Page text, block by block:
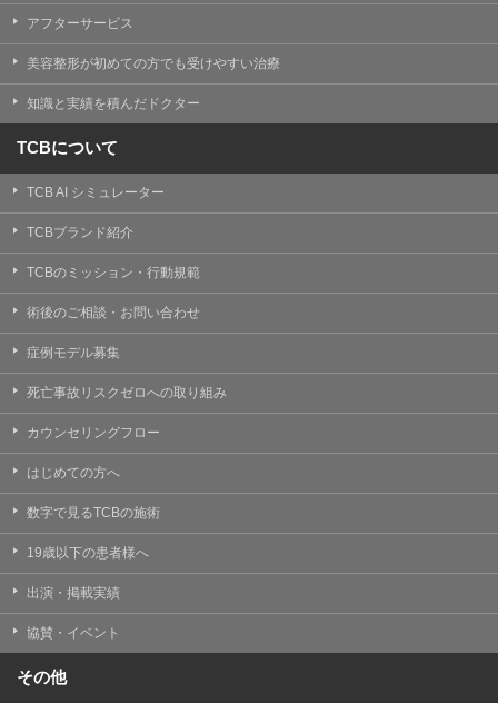
Cookieは、一般的にインターネット閲覧を行う際、又は
の閲覧情報を記憶させておく機能です。
TCBグループでは、Cookie及び類似技術を使用して収集
した情報を利用することにより、WEBサイトの利用状況
を分析し、パフォーマンス改善や、WEBサイトを通じて
提供するサービスの向上・改善のため、Cookieを使用す
ることがあります。ご使用のブラウザによりCookieを無
効とすることが可能です。ただし、Cookieを無効にした
場合、WEBサイト上のサービスの全部または一部のペー
ジが正しく表示されなくなる場合がありますのでご留意
ください。
【アクセスログについて】
TCBグループが運営するWEBサイトでは、アクセスログ
として患者様の履歴情報をサーバ上に記録しています。
アクセスログはWEBサイトの保守管理や利用状況に関す
る統計分析のために使用されます。それ以外の目的で使
用されることはありません。
本プライバシーポリシーの内容は、法令変更への対応や
す。
変更後のプライバシーポリシーについては、当サイトに
アフターサービス
美容整形が初めての方でも受けやすい治療
知識と実績を積んだドクター
TCBについて
TCB AI シミュレーター
TCBブランド紹介
TCBのミッション・行動規範
術後のご相談・お問い合わせ
症例モデル募集
死亡事故リスクゼロへの取り組み
カウンセリングフロー
はじめての方へ
数字で見るTCBの施術
19歳以下の患者様へ
出演・掲載実績
協賛・イベント
その他